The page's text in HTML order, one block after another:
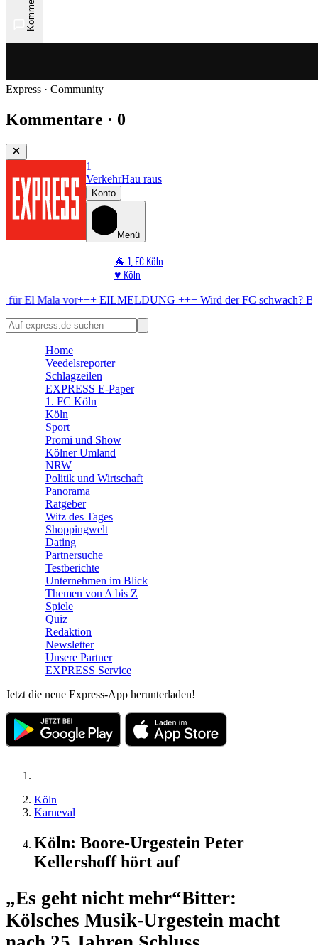
Express · Community
Kommentare · 0
1
VerkehrHau raus
Konto
Menü
🐐 1. FC Köln
♥️ Köln
🏆 Sport
+++Wird der FC schwach? BVB bereitet All-in-
Home
Veedelsreporter
Schlagzeilen
EXPRESS E-Paper
1. FC Köln
Köln
Sport
Promi und Show
Kölner Umland
NRW
Politik und Wirtschaft
Panorama
Ratgeber
Witz des Tages
Shoppingwelt
Dating
Partnersuche
Testberichte
Unternehmen im Blick
Themen von A bis Z
Spiele
Quiz
Redaktion
Newsletter
Unsere Partner
EXPRESS Service
Jetzt die neue Express-App herunterladen!
Köln
Karneval
Köln: Boore-Urgestein Peter
Kellershoff hört auf
„Es geht nicht mehr“Bitter:
Kölsches Musik-Urgestein macht